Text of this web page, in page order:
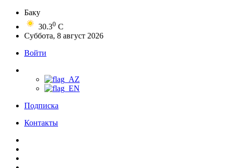
Баку
30.30 C
Суббота, 8 август 2026
Войти
Подписка
Контакты